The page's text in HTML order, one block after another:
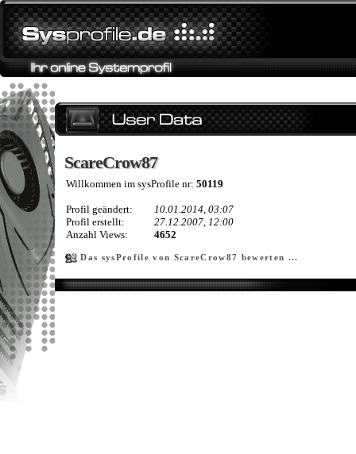
ScareCrow87
ScareCrow87
Willkommen im sysProfile nr: 50119
Profil geändert:
10.01.2014, 03:07
Profil erstellt:
27.12.2007, 12:00
Anzahl Views:
4652
Das sysProfile von ScareCrow87 bewerten ...